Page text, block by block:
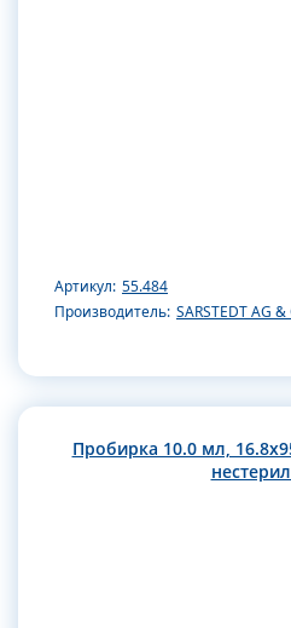
Артикул: 55.484
Производитель: SARSTEDT AG &
Пробирка 10.0 мл,